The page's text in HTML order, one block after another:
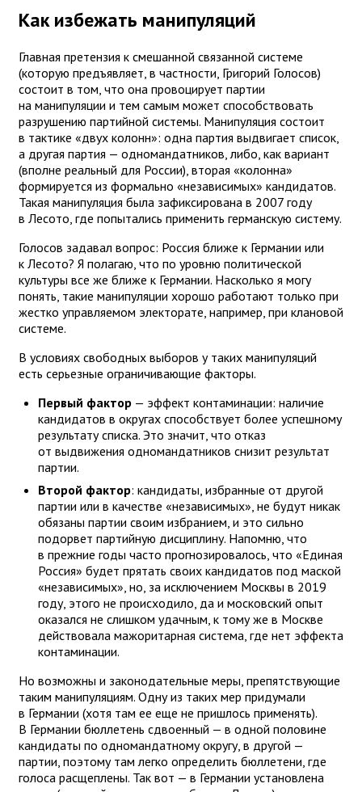
Как избежать манипуляций
Главная претензия к смешанной связанной системе
(которую предъявляет, в частности, Григорий Голосов)
состоит в том, что она провоцирует партии
на манипуляции и тем самым может способствовать
разрушению партийной системы. Манипуляция состоит
в тактике «двух колонн»: одна партия выдвигает список,
а другая партия — одномандатников, либо, как вариант
(вполне реальный для России), вторая «колонна»
формируется из формально «независимых» кандидатов.
Такая манипуляция была зафиксирована в 2007 году
в Лесото, где попытались применить германскую систему.
Голосов задавал вопрос: Россия ближе к Германии или
к Лесото? Я полагаю, что по уровню политической
культуры все же ближе к Германии. Насколько я могу
понять, такие манипуляции хорошо работают только при
жестко управляемом электорате, например, при клановой
системе.
В условиях свободных выборов у таких манипуляций
есть серьезные ограничивающие факторы.
Первый фактор — эффект контаминации: наличие
кандидатов в округах способствует более успешному
результату списка. Это значит, что отказ
от выдвижения одномандатников снизит результат
партии.
Второй фактор: кандидаты, избранные от другой
партии или в качестве «независимых», не будут никак
обязаны партии своим избранием, и это сильно
подорвет партийную дисциплину. Напомню, что
в прежние годы часто прогнозировалось, что «Единая
Россия» будет прятать своих кандидатов под маской
«независимых», но, за исключением Москвы в 2019
году, этого не происходило, да и московский опыт
оказался не слишком удачным, к тому же в Москве
действовала мажоритарная система, где нет эффекта
контаминации.
Но возможны и законодательные меры, препятствующие
таким манипуляциям. Одну из таких мер придумали
в Германии (хотя там ее еще не пришлось применять).
В Германии бюллетень сдвоенный — в одной половине
кандидаты по одномандатному округу, в другой —
партии, поэтому там легко определить бюллетени, где
голоса расщеплены. Так вот — в Германии установлена